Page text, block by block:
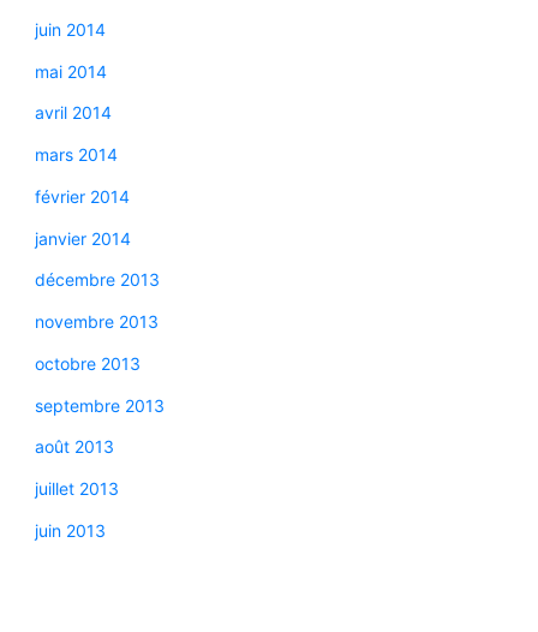
juin 2014
mai 2014
avril 2014
mars 2014
février 2014
janvier 2014
décembre 2013
novembre 2013
octobre 2013
septembre 2013
août 2013
juillet 2013
juin 2013